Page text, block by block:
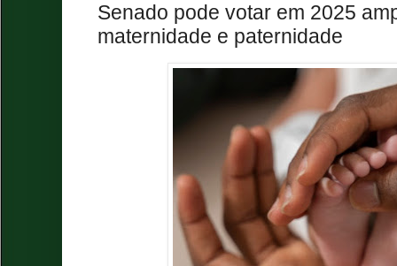
Senado pode votar em 2025
maternidade e paternidade